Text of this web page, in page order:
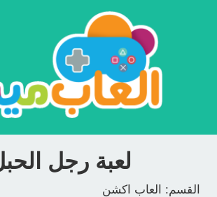
لعبة رجل
القسم:
العاب اكشن